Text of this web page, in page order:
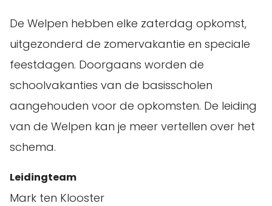
De Welpen hebben elke zaterdag opkomst,
uitgezonderd de zomervakantie en speciale
feestdagen. Doorgaans worden de
schoolvakanties van de basisscholen
aangehouden voor de opkomsten. De leiding
van de Welpen kan je meer vertellen over het
schema.
Leidingteam
Mark ten Klooster